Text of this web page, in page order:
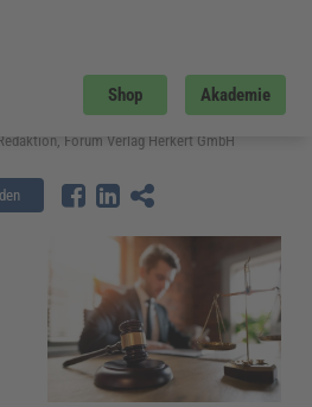
Shop Akademie
und Gesellschafter?
Wie haften
und Gesellschafter?
Forum Verlag Herkert GmbH